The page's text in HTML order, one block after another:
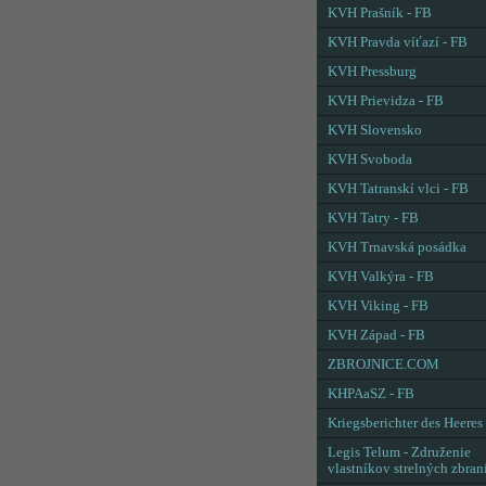
KVH Prašník - FB
KVH Pravda víťazí - FB
KVH Pressburg
KVH Prievidza - FB
KVH Slovensko
KVH Svoboda
KVH Tatranskí vlci - FB
KVH Tatry - FB
KVH Trnavská posádka
KVH Valkýra - FB
KVH Viking - FB
KVH Západ - FB
ZBROJNICE.COM
KHPAaSZ - FB
Kriegsberichter des Heeres
Legis Telum - Združenie
vlastníkov strelných